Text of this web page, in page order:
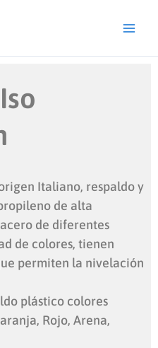
Italiano, respaldo y
de alta
de diferentes
de colores, tienen
permiten la nivelación
plástico colores
Rojo, Arena,